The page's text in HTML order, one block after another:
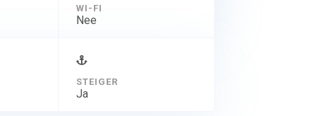
WI-FI
Nee
STEIGER
Ja